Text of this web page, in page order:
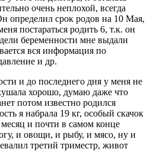
очень неплохой, всегда
определил срок родов на 10 Мая,
постараться родить 6, т.к. он
беременности мне выдали
вся информация по
и др.
и до последнего дня у меня не
хорошо, думаю даже что
потом известно родился
я набрала 19 кг, особый скачок
и почти в самом конце
и овощи, и рыбу, и мясо, ну и
третий триместр, живот